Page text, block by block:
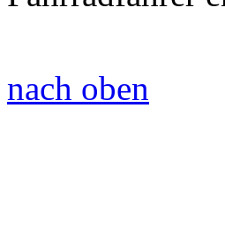
nach oben